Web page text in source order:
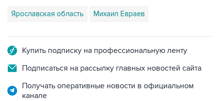
Ярославская область Михаил Евраев
Купить подписку на профессиональную ленту
Подписаться на рассылку главных новостей сайта
Получать оперативные новости в официальном
канале